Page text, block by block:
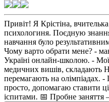
Привіт! Я Крістіна, вчителька
психологиня. Поєдную знання
навчання було
Чому варто обрати мене? -
Україні онлайн-школою. -
медичних вишів, складають
перемагають на олімпіадах.
просто, допомагаю ставити
іспитами. 📅 Пробне